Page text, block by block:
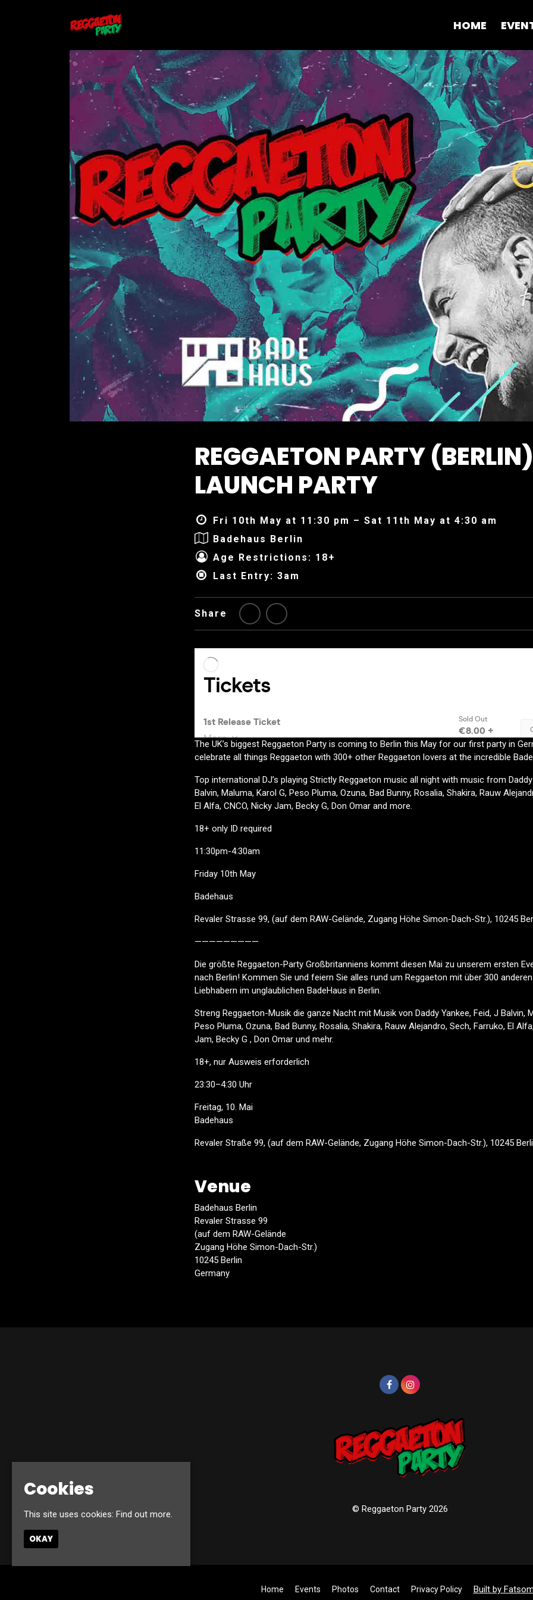
HOME
REGGAETON PARTY (BERLIN)
LAUNCH PARTY
Fri 10th May at 11:30 pm – Sat 11th May at 4:30 am
Badehaus Berlin
Age Restrictions: 18+
Last Entry: 3am
Share
The UK’s biggest Reggaeton Party is coming to Berlin this May for our first party in
celebrate all things Reggaeton with 300+ other Reggaeton lovers at the incredible
Top international DJ’s playing Strictly Reggaeton music all night with music from Daddy
Balvin, Maluma, Karol G, Peso Pluma, Ozuna, Bad Bunny, Rosalia, Shakira, Rauw
El Alfa, CNCO, Nicky Jam, Becky G, Don Omar and more.
18+ only ID required
11:30pm-4:30am
Friday 10th May
Badehaus
Revaler Strasse 99, (auf dem RAW-Gelände, Zugang Höhe Simon-Dach-Str.), 10245
—————————
Die größte Reggaeton-Party Großbritanniens kommt diesen Mai zu unserem ersten
nach Berlin! Kommen Sie und feiern Sie alles rund um Reggaeton mit über 300
Liebhabern im unglaublichen BadeHaus in Berlin.
Streng Reggaeton-Musik die ganze Nacht mit Musik von Daddy Yankee, Feid, J Balvin,
Peso Pluma, Ozuna, Bad Bunny, Rosalia, Shakira, Rauw Alejandro, Sech, Farruko, El
Jam, Becky G , Don Omar und mehr.
18+, nur Ausweis erforderlich
23:30–4:30 Uhr
Freitag, 10. Mai
Badehaus
Revaler Straße 99, (auf dem RAW-Gelände, Zugang Höhe Simon-Dach-Str.), 10245
Venue
Badehaus Berlin
Revaler Strasse 99
(auf dem RAW-Gelände
Zugang Höhe Simon-Dach-Str.)
10245 Berlin
Germany
© Reggaeton Party 2026
Home Events Photos Contact Privacy Policy Built by
Cookies
This site uses cookies: Find out more.
OKAY